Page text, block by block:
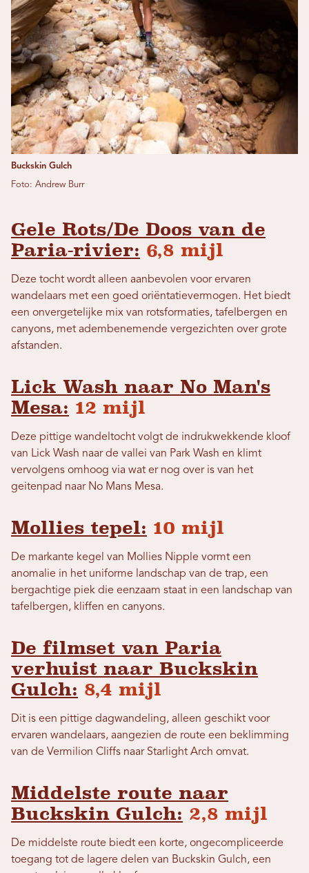
Buckskin Gulch
Foto: Andrew Burr
Gele Rots/De Doos van de
Paria-rivier: 6,8 mijl
Deze tocht wordt alleen aanbevolen voor ervaren
wandelaars met een goed oriëntatievermogen. Het biedt
een onvergetelijke mix van rotsformaties, tafelbergen en
canyons, met adembenemende vergezichten over grote
afstanden.
Lick Wash naar No Man's
Mesa: 12 mijl
Deze pittige wandeltocht volgt de indrukwekkende kloof
van Lick Wash naar de vallei van Park Wash en klimt
vervolgens omhoog via wat er nog over is van het
geitenpad naar No Mans Mesa.
Mollies tepel: 10 mijl
De markante kegel van Mollies Nipple vormt een
anomalie in het uniforme landschap van de trap, een
bergachtige piek die eenzaam staat in een landschap van
tafelbergen, kliffen en canyons.
De filmset van Paria
verhuist naar Buckskin
Gulch: 8,4 mijl
Dit is een pittige dagwandeling, alleen geschikt voor
ervaren wandelaars, aangezien de route een beklimming
van de Vermilion Cliffs naar Starlight Arch omvat.
Middelste route naar
Buckskin Gulch: 2,8 mijl
De middelste route biedt een korte, ongecompliceerde
toegang tot de lagere delen van Buckskin Gulch, een